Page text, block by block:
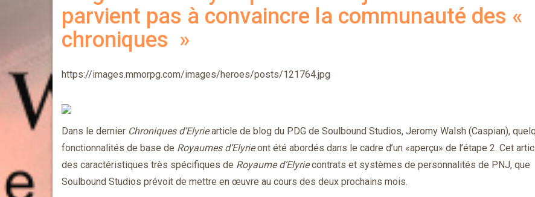
parvient pas à convaincre la communauté des «
chroniques »
https://images.mmorpg.com/images/heroes/posts/121764.jpg
Dans le dernier Chroniques d’Elyriearticle de blog du PDG de Soulbound Studios, Jeromy Walsh (Caspian),
fonctionnalités de base de Royaumes d’Elyrieont été abordés dans le cadre d’un «aperçu» de l’étape 2. Cet
des caractéristiques très spécifiques de Royaume d’Elyriecontrats et systèmes de personnalités de PNJ, que
Soulbound Studios prévoit de mettre en œuvre au cours des deux prochains mois.